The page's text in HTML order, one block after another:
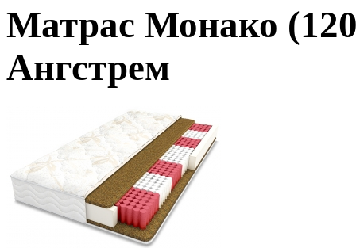
Матрас Монако
Ангстрем